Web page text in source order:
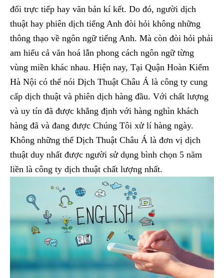
đổi trực tiếp hay văn bản kí kết. Do đó, người dịch
thuật hay phiên dịch tiếng Anh đòi hỏi không những
thông thạo về ngôn ngữ tiếng Anh. Mà còn đòi hỏi phải
am hiểu cả văn hoá lẫn phong cách ngôn ngữ từng
vùng miền khác nhau. Hiện nay, Tại Quận Hoàn Kiếm
Hà Nội có thể nói Dịch Thuật Châu Á là công ty cung
cấp dịch thuật và phiên dịch hàng đầu. Với chất lượng
và uy tín đã được khẳng định với hàng nghìn khách
hàng đã và đang được Chúng Tôi xử lí hàng ngày.
Không những thế Dịch Thuật Châu Á là đơn vị dịch
thuật duy nhất được người sử dụng bình chọn 5 năm
liền là công ty dịch thuật chất lượng nhất.